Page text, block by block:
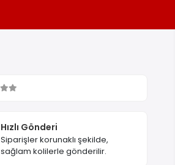
Hızlı Gönderi
Siparişler korunaklı şekilde,
sağlam kolilerle gönderilir.